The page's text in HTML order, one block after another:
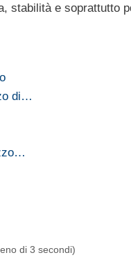
stabilità e soprattutto
di…
di 3 secondi)